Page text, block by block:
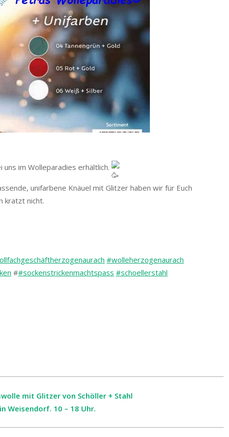
im Wolleparadies erhältlich.
unifarbene Knäuel mit Glitzer haben wir für Euch
kratzt nicht.
#wolleherzogenaurach
##sockenstrickenmachtspass #schoellerstahl
mit Glitzer von Schöller + Stahl
Weisendorf. 10 – 18 Uhr.